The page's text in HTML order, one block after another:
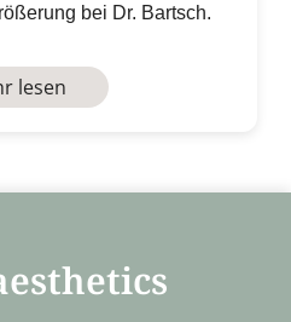
bei Dr. Bartsch.
lesen